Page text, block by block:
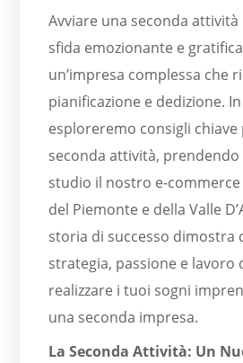
Avviare una seconda
sfida emozionante e
un’impresa complessa che
pianificazione e dedizione.
esploreremo consigli chiave
seconda attività, prendendo
studio il nostro e-
del Piemonte e della Valle
storia di successo dimostra
strategia, passione e lavoro
realizzare i tuoi sogni
una seconda impresa.
La Seconda Attività: Un